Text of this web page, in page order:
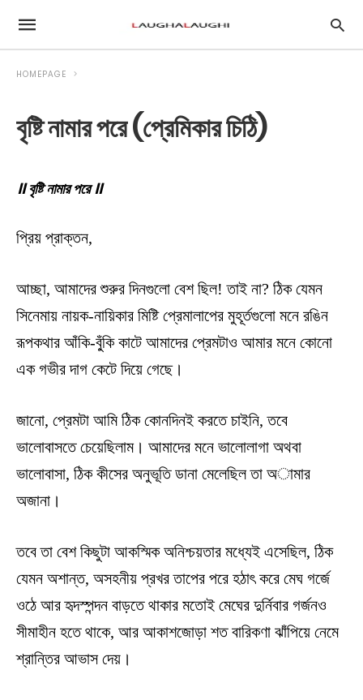
HOMEPAGE
বৃষ্টি নামার পরে (প্রেমিকার চিঠি)
॥ বৃষ্টি নামার পরে ॥
প্রিয় প্রাক্তন,
আচ্ছা, আমাদের শুরুর দিনগুলো বেশ ছিল! তাই না? ঠিক যেমন
সিনেমায় নায়ক-নায়িকার মিষ্টি প্রেমালাপের মুহূর্তগুলো মনে রঙিন
রূপকথার আঁকি-বু্ঁকি কাটে আমাদের প্রেমটাও আমার মনে কোনো
এক গভীর দাগ কেটে দিয়ে গেছে।
জানো, প্রেমটা আমি ঠিক কোনদিনই করতে চাইনি, তবে
ভালোবাসতে চেয়েছিলাম। আমাদের মনে ভালোলাগা অথবা
ভালোবাসা, ঠিক কীসের অনুভূতি ডানা মেলেছিল তা অামার
অজানা।
তবে তা বেশ কিছুটা আকস্মিক অনিশ্চয়তার মধ্যেই এসেছিল, ঠিক
যেমন অশান্ত, অসহনীয় প্রখর তাপের পরে হঠাৎ করে মেঘ গর্জে
ওঠে আর হৃদস্পন্দন বাড়তে থাকার মতোই মেঘের দুর্নিবার গর্জনও
সীমাহীন হতে থাকে, আর আকাশজোড়া শত বারিকণা ঝাঁপিয়ে নেমে
শ্রান্তির আভাস দেয়।